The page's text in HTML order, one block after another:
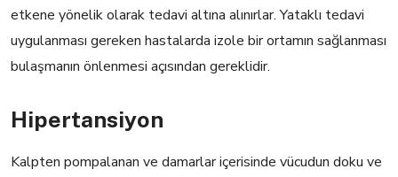
etkene yönelik olarak tedavi altına alınırlar. Yataklı tedavi
uygulanması gereken hastalarda izole bir ortamın sağlanması
bulaşmanın önlenmesi açısından gereklidir.
Hipertansiyon
Kalpten pompalanan ve damarlar içerisinde vücudun doku ve